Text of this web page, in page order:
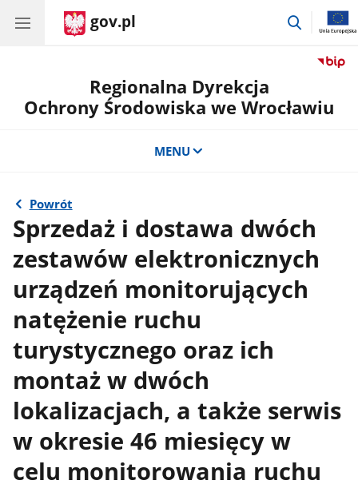
gov.pl
przejdź
Regionalna Dyrekcja
Ochrony Środowiska we Wrocławiu
MENU
Powrót
Sprzedaż i dostawa dwóch
zestawów elektronicznych
urządzeń monitorujących
natężenie ruchu
turystycznego oraz ich
montaż w dwóch
lokalizacjach, a także serwis
w okresie 46 miesięcy w
celu monitorowania ruchu